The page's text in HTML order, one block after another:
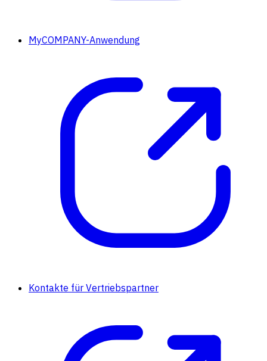
MyCOMPANY-Anwendung
Kontakte für Vertriebspartner